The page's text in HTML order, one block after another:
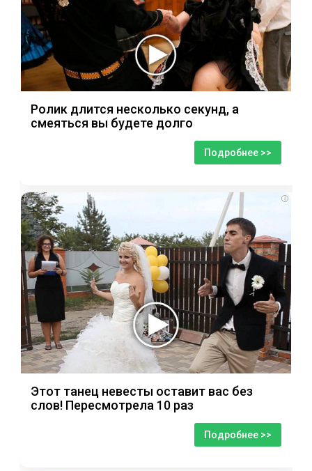
Ролик длится несколько секунд, а
смеяться вы будете долго
Подробнее >>
i
Этот танец невесты оставит вас без
слов! Пересмотрела 10 раз
Подробнее >>